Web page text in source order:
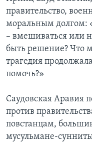
правительство,
моральным долгом:
– вмешиваться или
быть решение? Что
трагедия
помочь?»
Саудовская Аравия
против
повстанцам,
мусульмане-